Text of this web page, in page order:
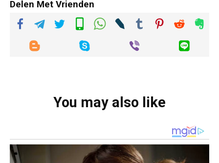
Delen Met Vrienden
You may also like